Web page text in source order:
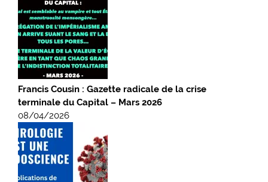
Francis Cousin : Gazette radicale de la crise
terminale du Capital – Mars 2026
08/04/2026